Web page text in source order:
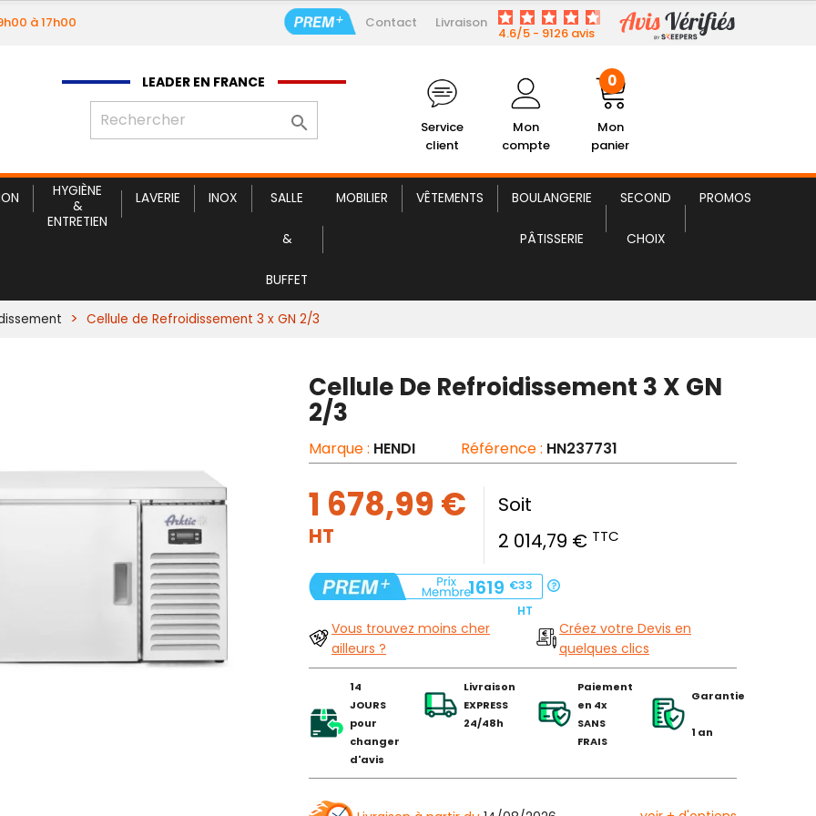
à 17h00 Contact Livraison
4.6/5 - 9126 avis
LEADER EN FRANCE

Service
client
Mon
compte
Mon
panier
0
HYGIÈNE
&
ENTRETIEN
LAVERIE INOX SALLE
&
BUFFET
MOBILIER VÊTEMENTS BOULANGERIE
PÂTISSERIE
SECOND
CHOIX
PROMOS
Cellule de Refroidissement 3 x GN 2/3 1 678,99 € HT
Cellule de Refroidissement 3 x GN 2/3
Cellule De Refroidissement 3 X GN
2/3
Marque : HENDI Référence : HN237731
1 678,99 €
HT
Soit
2 014,79 € TTC
1619 €33
HT
Vous trouvez moins cher
ailleurs ?
Créez votre Devis en
quelques clics
14
JOURS
pour
changer
d'avis
Livraison
EXPRESS
24/48h
Paiement
en 4x
SANS
FRAIS
Garantie
1 an